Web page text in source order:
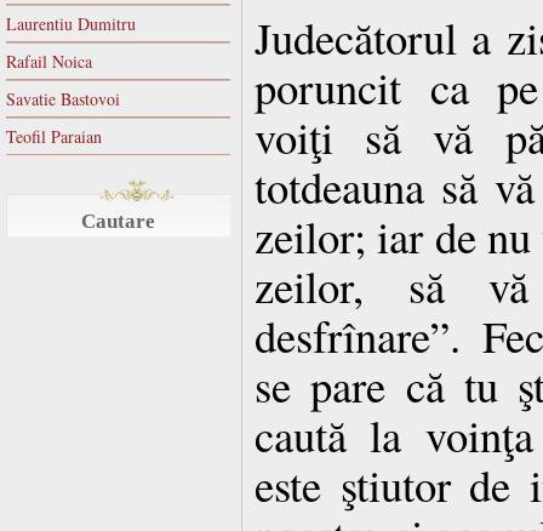
Laurentiu Dumitru
Rafail Noica
Savatie Bastovoi
Teofil Paraian
Cautare
Judecătorul a
poruncit ca
voiţi să vă
totdeauna să
zeilor; iar de
zeilor, să
desfrînare”.
se pare că tu
caută la
este ştiutor de